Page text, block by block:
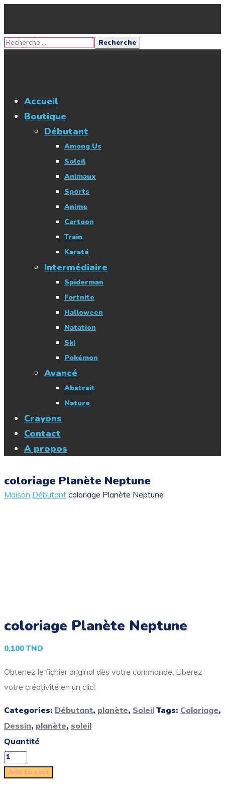
Accueil
Boutique
Débutant
Among Us
Soleil
Animaux
Sports
Anime
Cartoon
Train
Karaté
Intermédiaire
Spiderman
Fortnite
Halloween
Natation
Ski
Pokémon
Avancé
Abstrait
Nature
Crayons
Contact
A propos
coloriage Planète Neptune
Maison Débutant coloriage Planète Neptune
coloriage Planète Neptune
0,100 TND
Obtenez le fichier original dès votre commande. Libérez
votre créativité en un clic!
Categories: Débutant, planète, Soleil Tags: Coloriage,
Dessin, planète, soleil
Quantité
Add to cart